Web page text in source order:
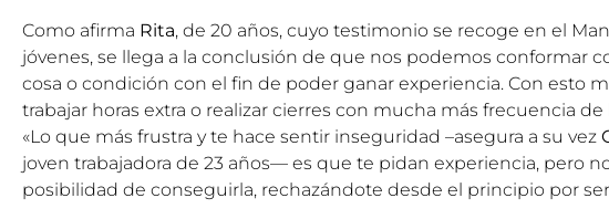
Como afirma Rita, de 20 años, cuyo testimonio se recoge en el
jóvenes, se llega a la conclusión de que nos podemos conformar
cosa o condición con el fin de poder ganar experiencia. Con esto
trabajar horas extra o realizar cierres con mucha más frecuencia de
«Lo que más frustra y te hace sentir inseguridad –asegura a su vez
joven trabajadora de 23 años— es que te pidan experiencia, pero
posibilidad de conseguirla, rechazándote desde el principio por ser